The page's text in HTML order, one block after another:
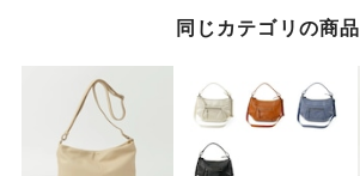
同じカテゴリの商品